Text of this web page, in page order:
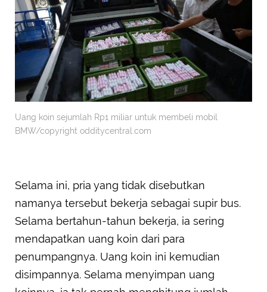
Uang koin sejumlah Rp1 miliar untuk membeli mobil
BMW/copyright odditycentral.com
Selama ini, pria yang tidak disebutkan
namanya tersebut bekerja sebagai supir bus.
Selama bertahun-tahun bekerja, ia sering
mendapatkan uang koin dari para
penumpangnya. Uang koin ini kemudian
disimpannya. Selama menyimpan uang